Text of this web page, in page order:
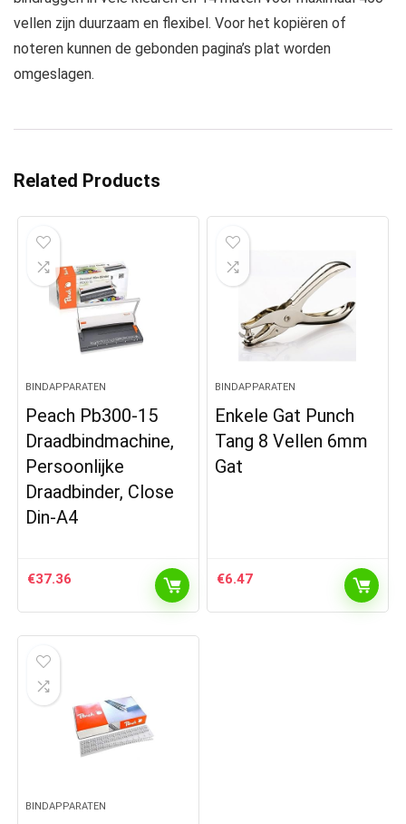
vellen zijn duurzaam en flexibel. Voor het kopiëren of
noteren kunnen de gebonden pagina’s plat worden
omgeslagen.
Related Products
BINDAPPARATEN
Peach Pb300-15
Draadbindmachine,
Persoonlijke
Draadbinder, Close
Din-A4
€37.36
BINDAPPARATEN
Enkele Gat Punch
Tang 8 Vellen 6mm
Gat
€6.47
BINDAPPARATEN